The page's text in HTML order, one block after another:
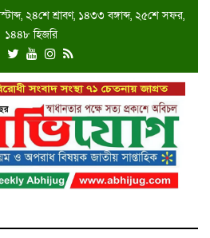
২৪শে শ্রাবণ, ১৪৩৩ বঙ্গাব্দ, ২৫শে সফর,
১৪৪৮ হিজরি